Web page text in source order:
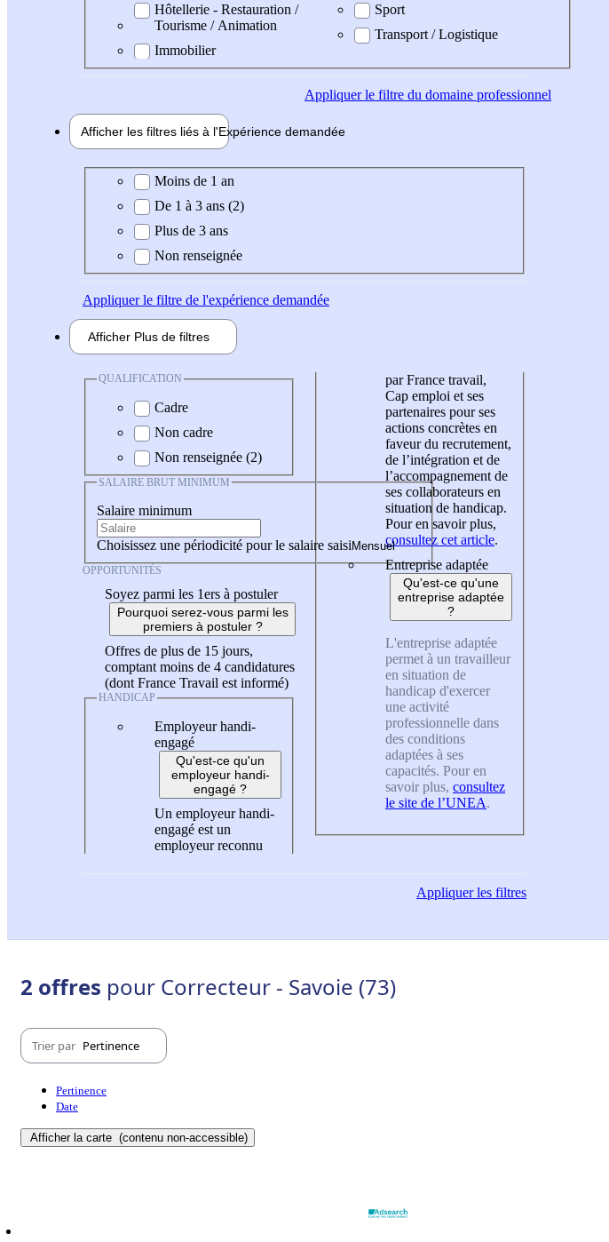
Hôtellerie - Restauration /
Tourisme / Animation
Immobilier
Sport
Transport / Logistique
Appliquerle filtre du domaine professionnel
Afficher les filtres liés à l'Expérience demandée
Expérience demandée
Moins de 1 an
De 1 à 3 ans (2)
Plus de 3 ans
Non renseignée
Appliquerle filtre de l'expérience demandée
Afficher Plus de filtres
QUALIFICATION
Cadre
Non cadre
Non renseignée (2)
SALAIRE BRUT MINIMUM
Salaire minimum
Choisissez une périodicité pour le salaire saisi
OPPORTUNITÉS
Soyez parmi les 1ers à postuler
Pourquoi serez-vous parmi les
premiers à postuler ?
Offres de plus de 15 jours,
comptant moins de 4 candidatures
(dont France Travail est informé)
HANDICAP
Employeur handi-
engagé
Qu'est-ce qu'un
employeur handi-
engagé ?
Un employeur handi-
engagé est un
employeur reconnu
par France travail,
Cap emploi et ses
partenaires pour ses
actions concrètes en
faveur du recrutement,
de l’intégration et de
l’accompagnement de
ses collaborateurs en
situation de handicap.
Pour en savoir plus,
consultez cet article.
Entreprise adaptée
Qu'est-ce qu'une
entreprise adaptée
?
L'entreprise adaptée
permet à un travailleur
en situation de
handicap d'exercer
une activité
professionnelle dans
des conditions
adaptées à ses
capacités. Pour en
savoir plus, consultez
le site de l’UNEA.
Appliquerles filtres
2 offres pour Correcteur - Savoie (73)
Trier par Pertinence
Pertinence
Date
Afficher la carte (contenu non-accessible)